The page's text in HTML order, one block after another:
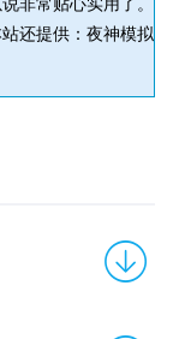
还提供：夜神模拟